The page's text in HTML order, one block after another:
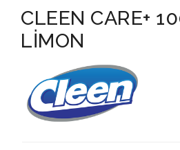
CLEEN CARE+
LİMON